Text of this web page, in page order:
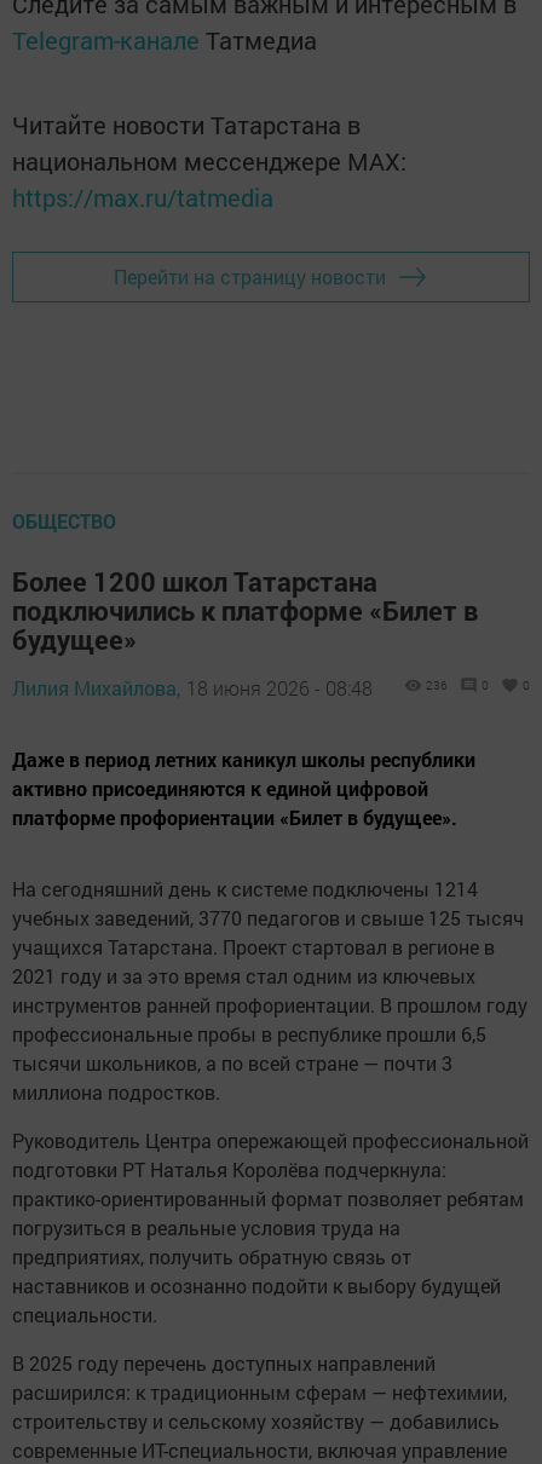
Telegram-канале Татмедиа
Читайте новости Татарстана в
национальном мессенджере MАХ:
https://max.ru/tatmedia
Перейти на страницу новости
ОБЩЕСТВО
Более 1200 школ Татарстана
подключились к платформе «Билет в
будущее»
Лилия Михайлова, 18 июня 2026 - 08:48 236 0 0
Даже в период летних каникул школы республики
активно присоединяются к единой цифровой
платформе профориентации «Билет в будущее».
На сегодняшний день к системе подключены 1214
учебных заведений, 3770 педагогов и свыше 125 тысяч
учащихся Татарстана. Проект стартовал в регионе в
2021 году и за это время стал одним из ключевых
инструментов ранней профориентации. В прошлом году
профессиональные пробы в республике прошли 6,5
тысячи школьников, а по всей стране — почти 3
миллиона подростков.
Руководитель Центра опережающей профессиональной
подготовки РТ Наталья Королёва подчеркнула:
практико-ориентированный формат позволяет ребятам
погрузиться в реальные условия труда на
предприятиях, получить обратную связь от
наставников и осознанно подойти к выбору будущей
специальности.
В 2025 году перечень доступных направлений
расширился: к традиционным сферам — нефтехимии,
строительству и сельскому хозяйству — добавились
современные ИТ-специальности, включая управление